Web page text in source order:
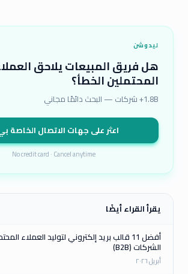
ليدوشن
هل فريق المبيعات يلاحق
المحتملين الخطأ؟
1.8B+ شركات — البحث دائمًا مجاني
اعثر على جهات الاتصال الخاصة
No credit card · Cancel anytime
يقرأ القراء أيضًا
أفضل 11 قالب بريد إلكتروني لتوليد العملاء
الشركات (B2B)
أبريل ٢٠٢٦